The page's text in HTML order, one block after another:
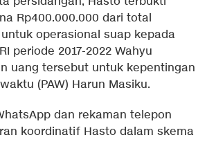
Rp400.000.000 dari total
untuk operasional suap kepada
periode 2017-2022 Wahyu
uang tersebut untuk kepentingan
(PAW) Harun Masiku.
dan rekaman telepon
koordinatif Hasto dalam skema